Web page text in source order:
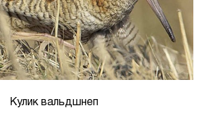
Кулик вальдшнеп